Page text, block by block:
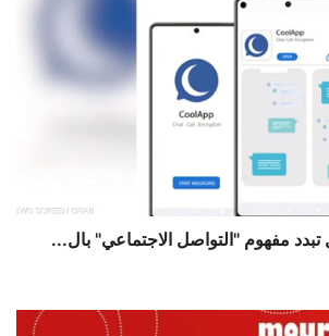
تبدد مفهوم "التواصل الاجتماعي" بال...